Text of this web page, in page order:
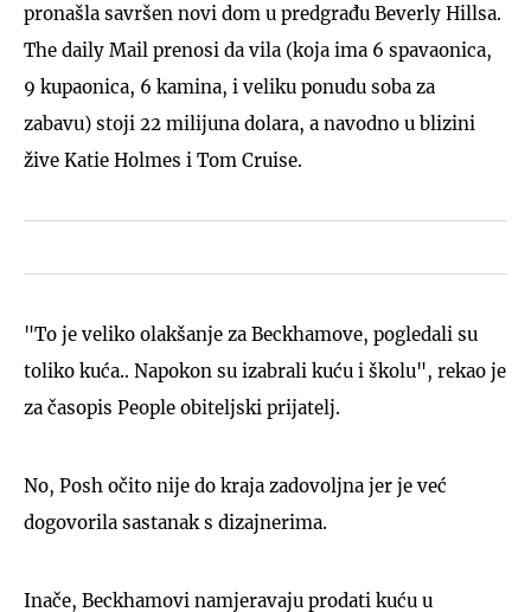
pronašla savršen novi dom u predgrađu Beverly Hillsa.
The daily Mail prenosi da vila (koja ima 6 spavaonica,
9 kupaonica, 6 kamina, i veliku ponudu soba za
zabavu) stoji 22 milijuna dolara, a navodno u blizini
žive Katie Holmes i Tom Cruise.
"To je veliko olakšanje za Beckhamove, pogledali su
toliko kuća.. Napokon su izabrali kuću i školu", rekao je
za časopis People obiteljski prijatelj.
No, Posh očito nije do kraja zadovoljna jer je već
dogovorila sastanak s dizajnerima.
Inače, Beckhamovi namjeravaju prodati kuću u